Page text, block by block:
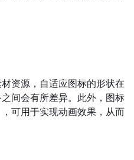
资源，自适应图标的形状在
间会有所差异。此外，图标
可用于实现动画效果，从而